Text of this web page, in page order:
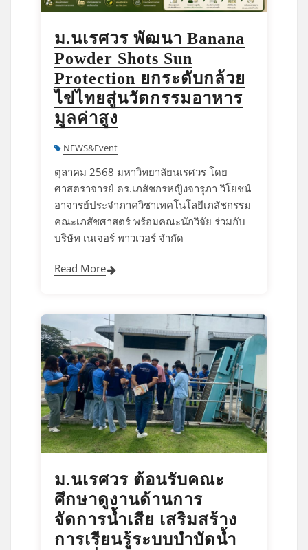
ม.นเรศวร พัฒนา Banana
Powder Shots Sun
Protection ยกระดับกล้วย
ไข่ไทยสู่นวัตกรรมอาหาร
มูลค่าสูง
NEWS&Event
ตุลาคม 2568 มหาวิทยาลัยนเรศวร โดย
ศาสตราจารย์ ดร.เภสัชกรหญิงจารุภา วิโยชน์
อาจารย์ประจำภาควิชาเทคโนโลยีเภสัชกรรม
คณะเภสัชศาสตร์ พร้อมคณะนักวิจัย ร่วมกับ
บริษัท เนเจอร์ พาวเวอร์ จำกัด
Read More
ม.นเรศวร ต้อนรับคณะ
ศึกษาดูงานด้านการ
จัดการน้ำเสีย เสริมสร้าง
การเรียนรู้ระบบบำบัดน้ำ